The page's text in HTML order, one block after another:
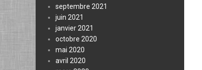
septembre 2021
juin 2021
janvier 2021
octobre 2020
mai 2020
avril 2020